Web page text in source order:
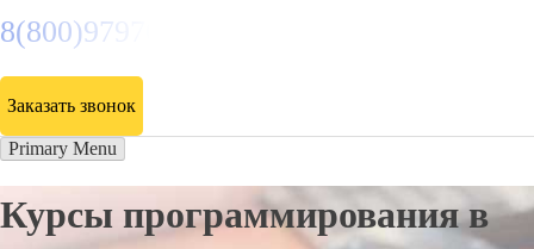
8(800)9797043
Заказать звонок
Primary Menu
Курсы программирования в